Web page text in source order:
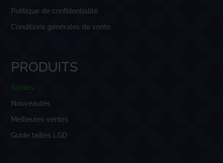
Politique de confidentialité
Conditions générales de vente
PRODUITS
Soldes
Nouveautés
Meilleures ventes
Guide tailles LGD